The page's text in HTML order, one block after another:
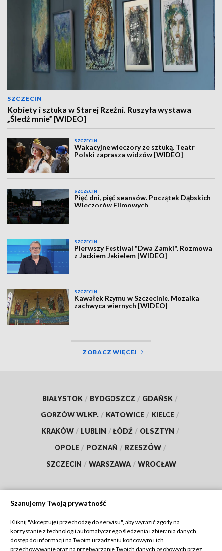
SZCZECIN
Kobiety i sztuka w Starej Rzeźni. Ruszyła wystawa
„Śledź mnie” [WIDEO]
SZCZECIN
Wakacyjne wieczory ze sztuką. Teatr
Polski zaprasza widzów [WIDEO]
SZCZECIN
Pięć dni, pięć seansów. Początek Dąbskich
Wieczorów Filmowych
SZCZECIN
Pierwszy Festiwal "Dwa Zamki". Rozmowa
z Jackiem Jekielem [WIDEO]
SZCZECIN
Kawałek Rzymu w Szczecinie. Mozaika
zachwyca wiernych [WIDEO]
ZOBACZ WIĘCEJ
BIAŁYSTOK / BYDGOSZCZ / GDAŃSK /
GORZÓW WLKP. / KATOWICE / KIELCE /
KRAKÓW / LUBLIN / ŁÓDŹ / OLSZTYN /
OPOLE / POZNAŃ / RZESZÓW /
SZCZECIN / WARSZAWA / WROCŁAW
TVP
Szanujemy Twoją prywatność
Kliknij "Akceptuję i przechodzę do serwisu", aby wyrazić zgody na
korzystanie z technologii automatycznego śledzenia i zbierania danych,
dostęp do informacji na Twoim urządzeniu końcowym i ich
przechowywanie oraz na przetwarzanie Twoich danych osobowych przez